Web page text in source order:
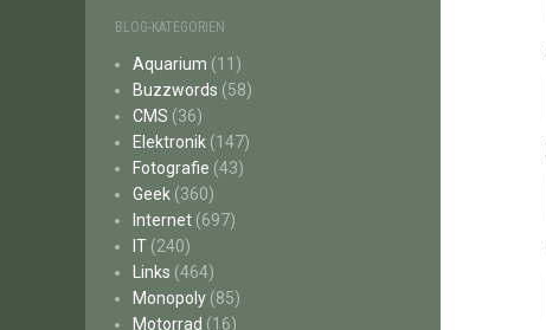
BLOG-KATEGORIEN
Aquarium (11)
Buzzwords (58)
CMS (36)
Elektronik (147)
Fotografie (43)
Geek (360)
Internet (697)
IT (240)
Links (464)
Monopoly (85)
Motorrad (16)